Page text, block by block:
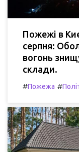
Пожежі в
серпня:
вогонь
склади.
#Пожежа #